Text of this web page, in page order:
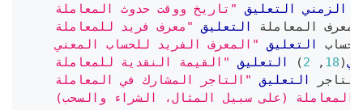
الزمني
التعليق
معرف المعاملة
التعليق
الحساب
التعليق
(
18
,
2
)
التعليق
التاجر
التعليق